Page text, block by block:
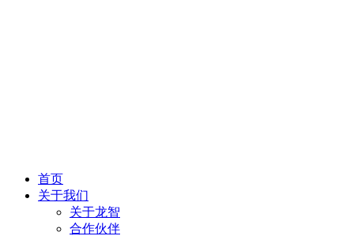
首页
关于我们
关于龙智
合作伙伴